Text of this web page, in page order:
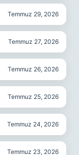
Temmuz 29, 2026
Temmuz 27, 2026
Temmuz 26, 2026
Temmuz 25, 2026
Temmuz 24, 2026
Temmuz 23, 2026